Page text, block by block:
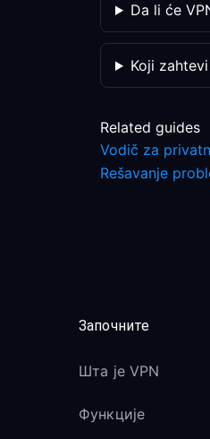
Da li će
Koji
Related guides
Vodič za
Rešavanje
Започните
Шта је VPN
Функције